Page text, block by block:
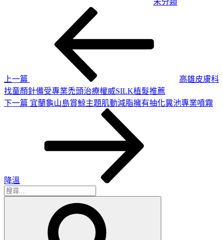
上一篇
高雄皮膚科
找童顏針備受專業禿頭治療權威SILK植髮推薦
下
下一篇 宜蘭龜山島賞鯨主題肌動減脂擁有抽化糞池專業噴霧
降溫
搜